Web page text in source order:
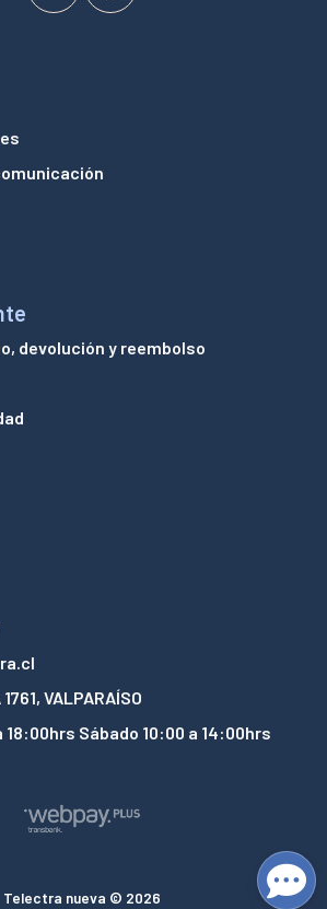
devolución y reembolso
VALPARAÍSO
18:00hrs Sábado 10:00 a 14:00hrs
Telectra nueva © 2026